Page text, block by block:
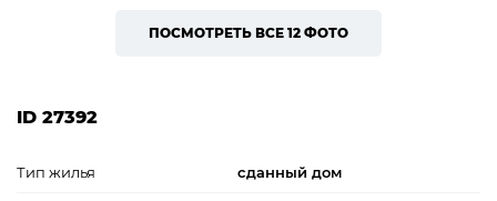
ПОСМОТРЕТЬ ВСЕ 12 ФОТО
ID 27392
Тип жилья сданный дом